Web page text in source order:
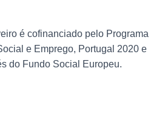
é cofinanciado pelo Programa
e Emprego, Portugal 2020 e
do Fundo Social Europeu.